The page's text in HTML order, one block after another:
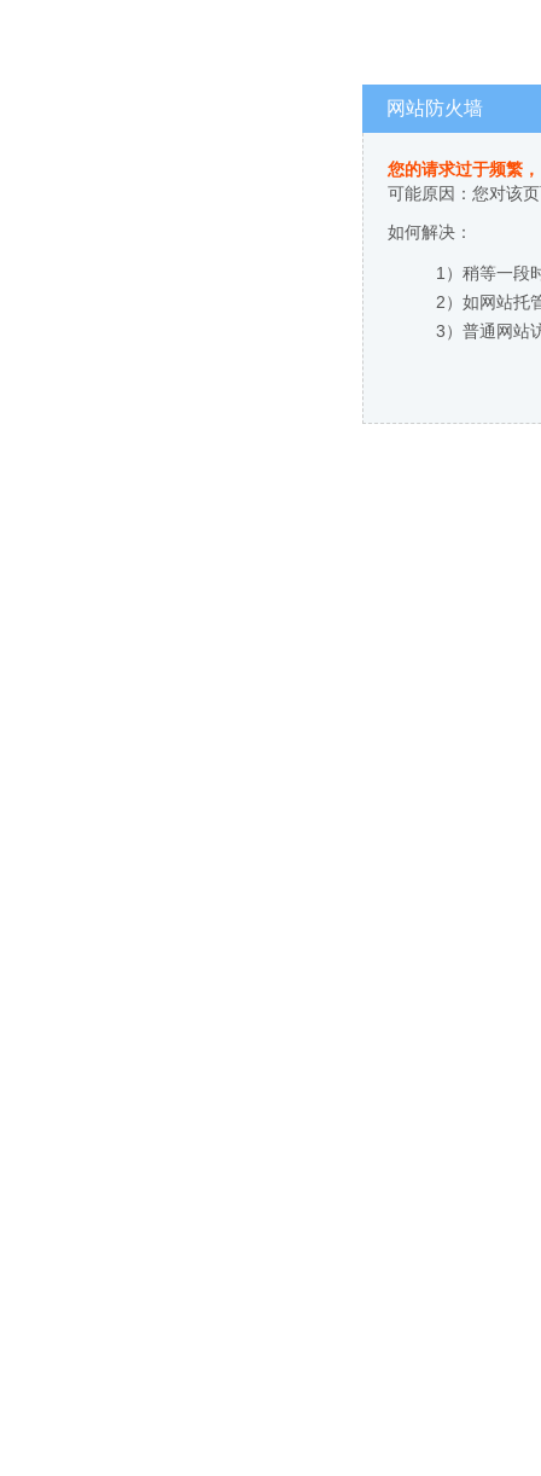
网站防火墙
您的请求过于频繁
可能原因：您对该
如何解决：
1）稍等一段
2）如网站托
3）普通网站